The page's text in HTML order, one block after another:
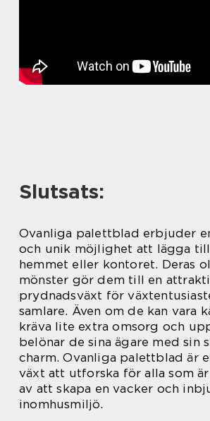
Slutsats:
Ovanliga palettblad erbjuder
och unik möjlighet att lägga
hemmet eller kontoret. Deras
mönster gör dem till en
prydnadsväxt för
samlare. Även om de kan vara
kräva lite extra omsorg och
belönar de sina ägare med sin
charm. Ovanliga palettblad är
växt att utforska för alla som
av att skapa en vacker och
inomhusmiljö.